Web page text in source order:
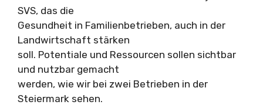
SVS, das die
Gesundheit in Familienbetrieben, auch in der
Landwirtschaft stärken
soll. Potentiale und Ressourcen sollen sichtbar
und nutzbar gemacht
werden, wie wir bei zwei Betrieben in der
Steiermark sehen.